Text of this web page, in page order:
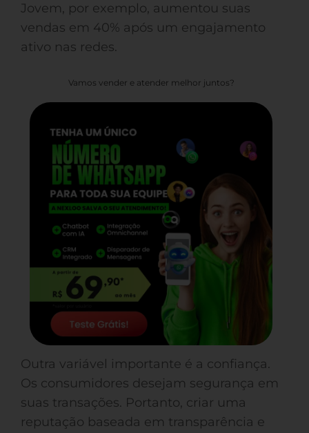
Jovem, por exemplo, aumentou suas
vendas em 40% após um engajamento
ativo nas redes.
Vamos vender e atender melhor juntos?
Outra variável importante é a confiança.
Os consumidores desejam segurança em
suas transações. Portanto, criar uma
reputação baseada em transparência e